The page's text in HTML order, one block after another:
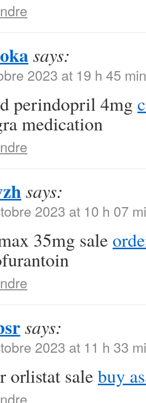
says:
2023 at 19 h 45 min
perindopril 4mg
medication
says:
2023 at 10 h 07
35mg sale
says:
2023 at 11 h 33
orlistat sale buy